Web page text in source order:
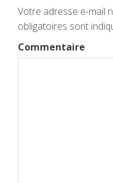
Votre adresse e-mail
obligatoires sont
Commentaire